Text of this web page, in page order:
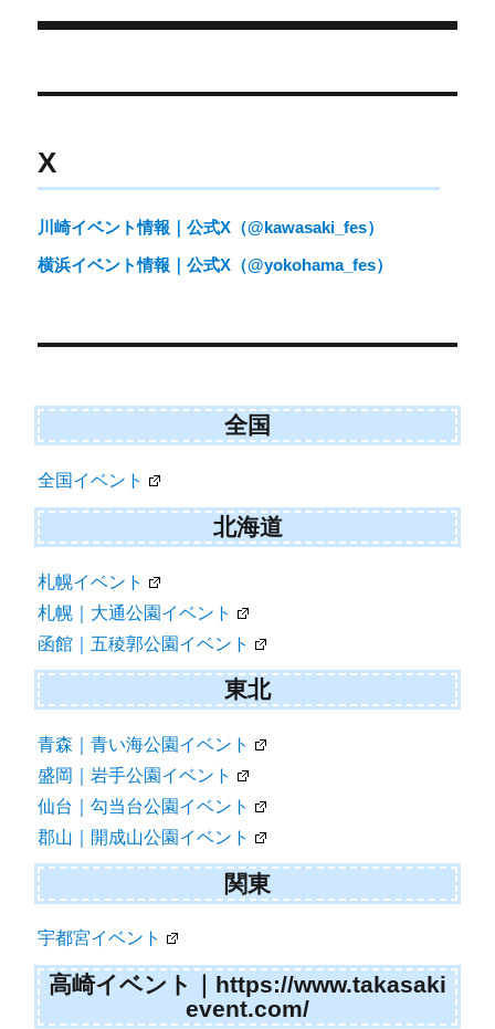
r
稿
ビ
ー
シ
ン
X
川崎イベント情報｜公式X（@kawasaki_fes）
横浜イベント情報｜公式X（@yokohama_fes）
全国
全国イベント
北海道
札幌イベント
札幌｜大通公園イベント
函館｜五稜郭公園イベント
東北
青森｜青い海公園イベント
盛岡｜岩手公園イベント
仙台｜勾当台公園イベント
郡山｜開成山公園イベント
関東
宇都宮イベント
高崎イベント｜https://www.takasaki
event.com/